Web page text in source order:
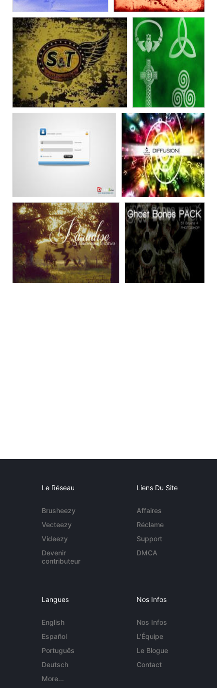
Le Réseau
Brusheezy
Vecteezy
Videezy
Devenir
contributeur
Liens Du Site
Affaires
Réclame
Support
DMCA
Langues
English
Español
Português
Deutsch
More...
Nos Infos
Nos Infos
L'Équipe
Le Blogue
Contact